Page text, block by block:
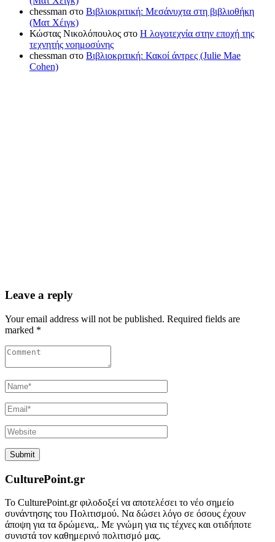
chessman στο Βιβλιοκριτική: Μεσάνυχτα στη βιβλιοθήκη
(Ματ Χέιγκ)
Κώστας Νικολόπουλος στο Η λογοτεχνία στην εποχή της
τεχνητής νοημοσύνης
chessman στο Βιβλιοκριτική: Κακοί άντρες (Julie Mae
Cohen)
Leave a reply
Your email address will not be published. Required fields are
marked *
CulturePoint.gr
Το CulturePoint.gr φιλοδοξεί να αποτελέσει το νέο σημείο
συνάντησης του Πολιτισμού. Να δώσει λόγο σε όσους έχουν
άποψη για τα δρώμενα,. Με γνώμη για τις τέχνες και οτιδήποτε
συνιστά τον καθημερινό πολιτισμό μας.